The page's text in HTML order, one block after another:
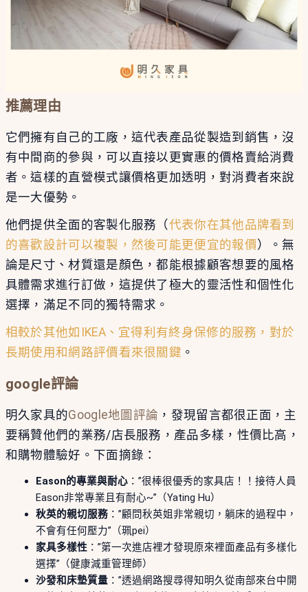
推薦理由
它們擁有自己的工廠，這代表產品從製造到銷售，沒
有中間商的參與，可以直接以更實惠的價格賣給消費
者。這樣的直營模式讓價格更加透明，對消費者來說
是一大優勢​ ​。
他們提供全面的客製化服務（代表你在其他品牌看到
的喜歡設計可以複製，然後可能更便宜的報價 ）。無
論是尺寸、材質還是顏色，都能根據顧客想要的風格
具體需求進行訂做，這提供了極大的靈活性和個性化
選擇，滿足不同的獨特需求。
相較於其他如IKEA、宜得利有終身保修的服務，對於
長期使用和網路評價看來很關鍵 。
google評論
明久家具的Google地圖評論 ，發現留言都很正面，主
要稱贊他們的業務/店長服務，產品多樣，性價比高，
和購物體驗好。下面摘錄：
Eason的專業與耐心：”很棒很優秀的家具店！！接待人員
Eason非常專業且有耐心~”（Yating Hu）
秋英的親切服務：”顧問秋英姐非常親切，躺床的過程中，
不會有任何壓力”（珮pei）
家具多樣性：”第一次進店裡才發現原來裡面產品有多樣化
選擇”（健康減重管理師）
沙發和床墊質量：”透過網路搜尋得知明久從南部來台中開